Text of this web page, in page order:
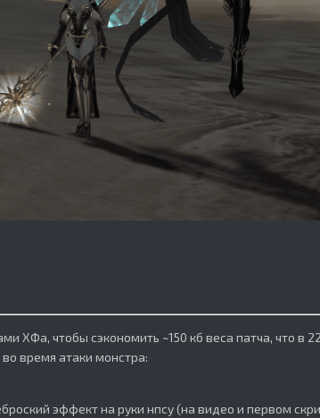
ХФа, чтобы сэкономить ~150 кб веса патча, что в
время атаки монстра:
эффект на руки нпсу (на видео и первом